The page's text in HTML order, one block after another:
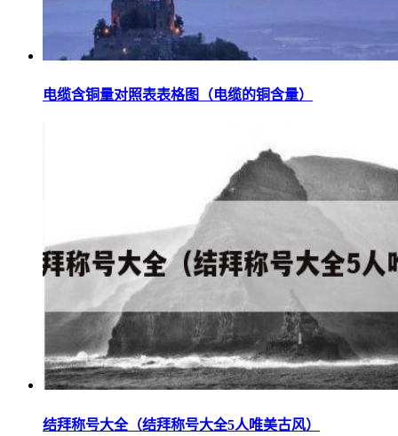
电缆含铜量对照表表格图（电缆的铜含量）
结拜称号大全（结拜称号大全5人唯美古风）